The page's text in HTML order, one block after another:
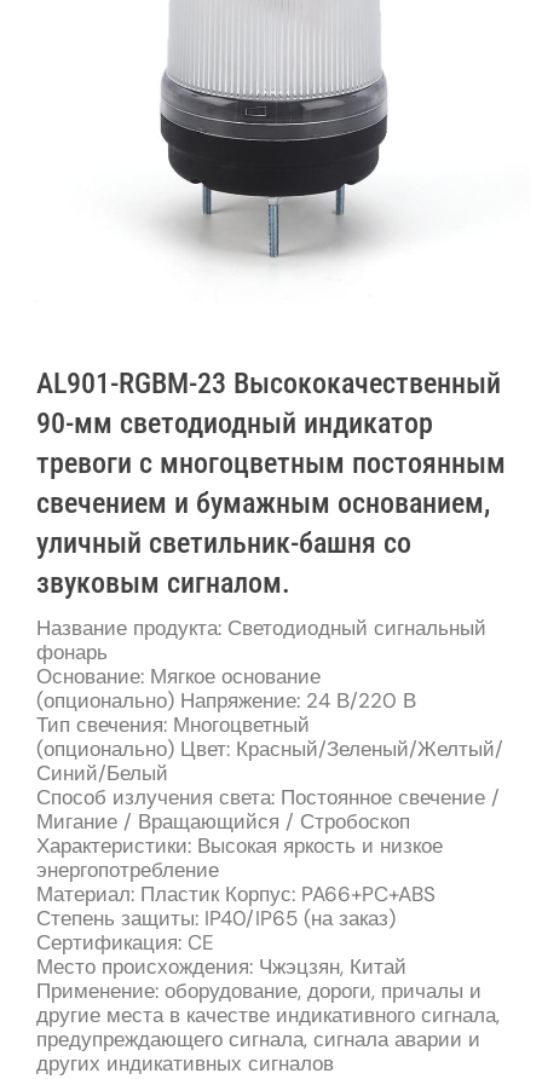
AL901-RGBM-23 Высококачественный
90-мм светодиодный индикатор
тревоги с многоцветным постоянным
свечением и бумажным основанием,
уличный светильник-башня со
звуковым сигналом.
Название продукта: Светодиодный сигнальный
фонарь
Основание: Мягкое основание
(опционально) Напряжение: 24 В/220 В
Тип свечения: Многоцветный
(опционально) Цвет: Красный/Зеленый/Желтый/
Синий/Белый
Способ излучения света: Постоянное свечение /
Мигание / Вращающийся / Стробоскоп
Характеристики: Высокая яркость и низкое
энергопотребление
Материал: Пластик Корпус: PA66+PC+ABS
Степень защиты: IP40/IP65 (на заказ)
Сертификация: CE
Место происхождения: Чжэцзян, Китай
Применение: оборудование, дороги, причалы и
другие места в качестве индикативного сигнала,
предупреждающего сигнала, сигнала аварии и
других индикативных сигналов